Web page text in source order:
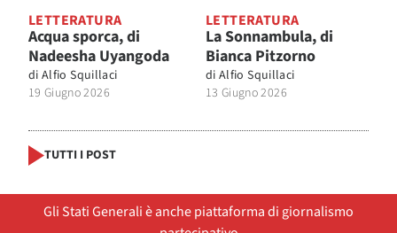
LETTERATURA
Acqua sporca, di
Nadeesha Uyangoda
di Alfio Squillaci
19 Giugno 2026
LETTERATURA
La Sonnambula, di
Bianca Pitzorno
di Alfio Squillaci
13 Giugno 2026
TUTTI I POST
Gli Stati Generali è anche piattaforma di giornalismo